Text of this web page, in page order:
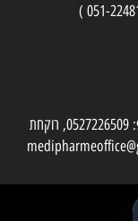
לייעוץ עם רוקח נא לחייג למס' 03-6560428 , וואטסאפ: 0527226509, רוקחת